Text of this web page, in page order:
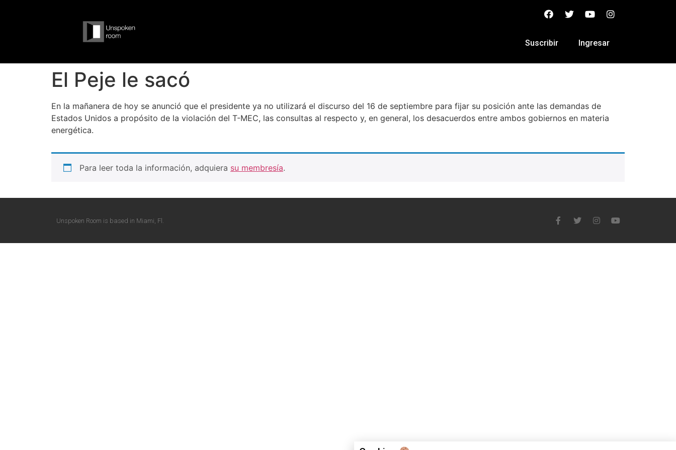
Suscribir Ingresar
El Peje le sacó
En la mañanera de hoy se anunció que el presidente ya no utilizará el discurso del 16 de septiembre para fijar su posición ante las demandas de
Estados Unidos a propósito de la violación del T-MEC, las consultas al respecto y, en general, los desacuerdos entre ambos gobiernos en materia
energética.
Para leer toda la información, adquiera su membresía.
Unspoken Room is based in Miami, Fl.